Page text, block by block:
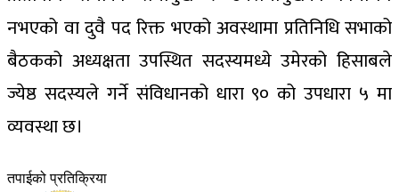
नभएको वा दुवै पद रिक्त भएको अवस्थामा प्रतिनिधि सभाको
बैठकको अध्यक्षता उपस्थित सदस्यमध्ये उमेरको हिसाबले
ज्येष्ठ सदस्यले गर्ने संविधानको धारा ९० को उपधारा ५ मा
व्यवस्था छ।
तपाईको प्रतिक्रिया